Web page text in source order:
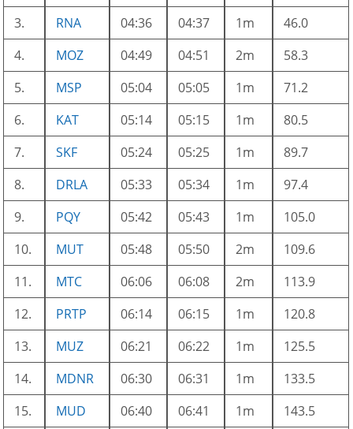
3.
RNA 04:36 04:37 1m
46.0
4.
MOZ 04:49 04:51 2m
58.3
5.
MSP 05:04 05:05 1m
71.2
6.
KAT 05:14 05:15 1m
80.5
7.
SKF 05:24 05:25 1m
89.7
8.
DRLA 05:33 05:34 1m
97.4
9.
PQY 05:42 05:43 1m
105.0
10.
MUT 05:48 05:50 2m
109.6
11.
MTC 06:06 06:08 2m
113.9
12.
PRTP 06:14 06:15 1m
120.8
13.
MUZ 06:21 06:22 1m
125.5
14.
MDNR 06:30 06:31 1m
133.5
15.
MUD 06:40 06:41 1m
143.5